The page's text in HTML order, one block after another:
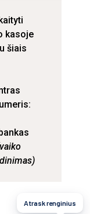
kasoje
šiais
Atrask renginius